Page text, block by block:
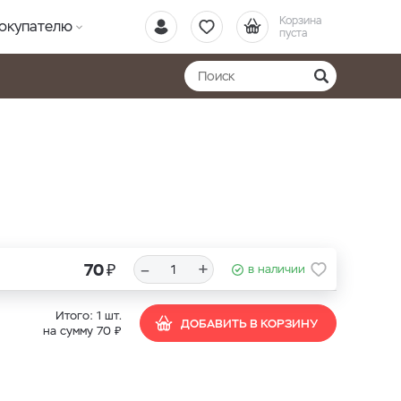
Корзина
пуста
70₽ – + в наличии
Итого: 1 шт.
на сумму 70 ₽ ДОБАВИТЬ В КОРЗИНУ